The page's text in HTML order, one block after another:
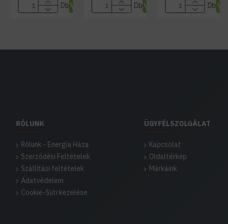
Db Db Db
RÓLUNK
Rólunk - Energia Háza
Szerződési Feltételek
Szállítási feltételek
Adatvédelem
Cookie-Süti kezelése
ÜGYFÉLSZOLGÁLAT
Kapcsolat
Oldaltérkép
Márkáink